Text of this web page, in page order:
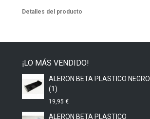
Detalles del producto
¡LO MÁS VENDIDO!
ALERON BETA PLASTICO NEGRO
(1)
19,95 €
ALERON BETA PLASTICO